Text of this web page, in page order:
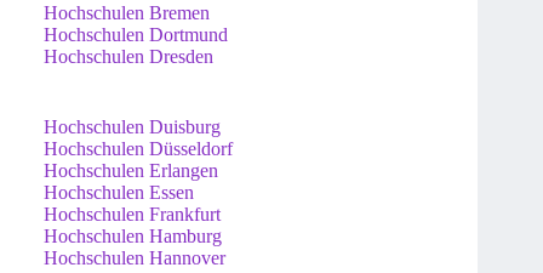
Hochschulen Bremen
Hochschulen Dortmund
Hochschulen Dresden
Hochschulen Duisburg
Hochschulen Düsseldorf
Hochschulen Erlangen
Hochschulen Essen
Hochschulen Frankfurt
Hochschulen Hamburg
Hochschulen Hannover